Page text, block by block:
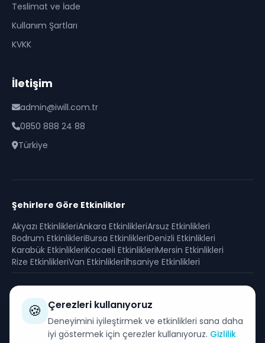
Teslimat ve İade
Kullanım Şartları
KVKK
İletişim
admin@iwill.com.tr
0850 888 24 88
Türkiye
Şehirlere Göre Etkinlikler
Akyazı EtkinlikleriAnkara EtkinlikleriArsuz Etkinlikleri
Bodrum EtkinlikleriBursa EtkinlikleriDenizli Etkinlikleri
Karabük EtkinlikleriKocaeli EtkinlikleriMersin Etkinlikleri
Rize EtkinlikleriVan Etkinlikleriİhsaniye Etkinlikleri
Güvenli Ödeme
SSL sertifikası ile korunan güvenli alışveriş
🍪 Çerezleri kullanıyoruz
Deneyimini iyileştirmek ve etkinlikleri sana daha
iyi göstermek için çerezler kullanıyoruz. Gizlilik